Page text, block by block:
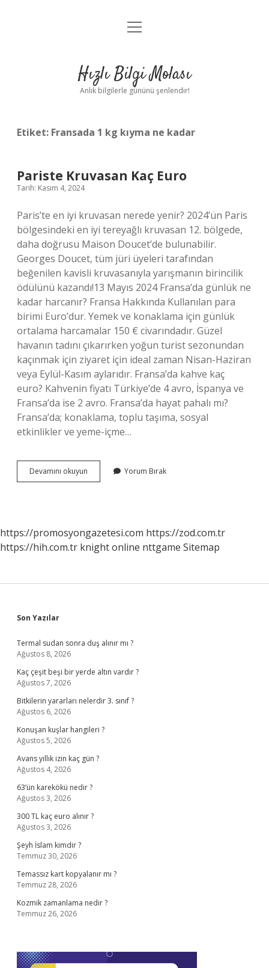
Anasayfa
Yasal Uyarı
menüyü
Hızlı Bilgi Molası
Anlık bilgilerle gününü şenlendir!
Etiket: Fransada 1 kg kıyma ne kadar
Pariste Kruvasan Kaç Euro
Tarih: Kasım 4, 2024
Paris’te en iyi kruvasan nerede yenir? 2024’ün Paris
bölgesindeki en iyi tereyağlı kruvasan 12. bölgede,
daha doğrusu Maison Doucet’de bulunabilir.
Georges Doucet, tüm jüri üyeleri tarafından
beğenilen kavisli kruvasanıyla yarışmanın birincilik
ödülünü kazandı!13 Mayıs 2024 Fransa’da günlük ne
kadar harcanır? Fransa Hakkında Kullanılan para
birimi Euro’dur. Yemek ve konaklama için günlük
ortalama harcamalar 150 € civarındadır. Güzel
havanın tadını çıkarırken yoğun turist sezonundan
kaçınmak için ziyaret için ideal zaman Nisan-Haziran
veya Eylül-Kasım aylarıdır. Fransa’da kahve kaç
euro? Kahvenin fiyatı Türkiye’de 4 avro, İspanya ve
Fransa’da ise 2 avro. Fransa’da hayat pahalı mı?
Fransa’da; konaklama, toplu taşıma, sosyal
etkinlikler ve yeme-içme…
Devamını okuyun
Kruvasan
Yorum Bırak
https://promosyongazetesi.com https://zod.com.tr
https://hih.com.tr knight online nttgame Sitemap
Sidebar
Son Yazılar
Termal sudan sonra duş alınır mı ?
Ağustos 8, 2026
Kaç çeşit beşi bir yerde altın vardır ?
Ağustos 7, 2026
Bitkilerin yararları nelerdir 3. sınıf ?
Ağustos 6, 2026
Konuşan kuşlar hangileri ?
Ağustos 5, 2026
Avans yıllık izin kaç gün ?
Ağustos 4, 2026
63’ün karekökü nedir ?
Ağustos 3, 2026
300 TL kaç euro alınır ?
Ağustos 3, 2026
Şeyh İslam kimdir ?
Temmuz 30, 2026
Temassız kart kopyalanır mı ?
Temmuz 28, 2026
Kozmik zamanlama nedir ?
Temmuz 26, 2026